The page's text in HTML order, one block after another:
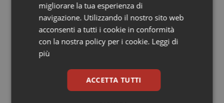
Quotidiano Chirurgia
Quotidiano Oncologia
Rene & patologie urogenitali
Consip, al via la prima gara dedicata
alla salute della mammella: accordo
quadro da 48 milioni per tecnologie e
Breast Unit
precocemente il virus, attivate subito
le misure di prevenzione a tutela dei
cittadini
migliorare la tua esperienza di
navigazione. Utilizzando il nostro sito web
acconsenti a tutti i cookie in conformità
con la nostra policy per i cookie. Leggi di
più
ACCETTA TUTTI